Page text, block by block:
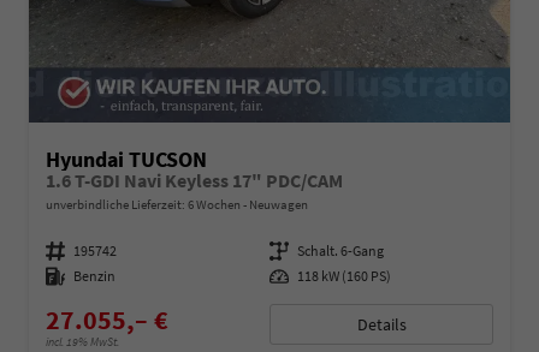
Hyundai TUCSON
1.6 T-GDI Navi Keyless 17" PDC/CAM
unverbindliche Lieferzeit: 6 Wochen Neuwagen
Fahrzeugnummer 195742 Getriebe Schalt. 6-Gang
Kraftstoff Benzin Leistung 118 kW (160 PS)
27.055,– €
incl. 19% MwSt.
Details